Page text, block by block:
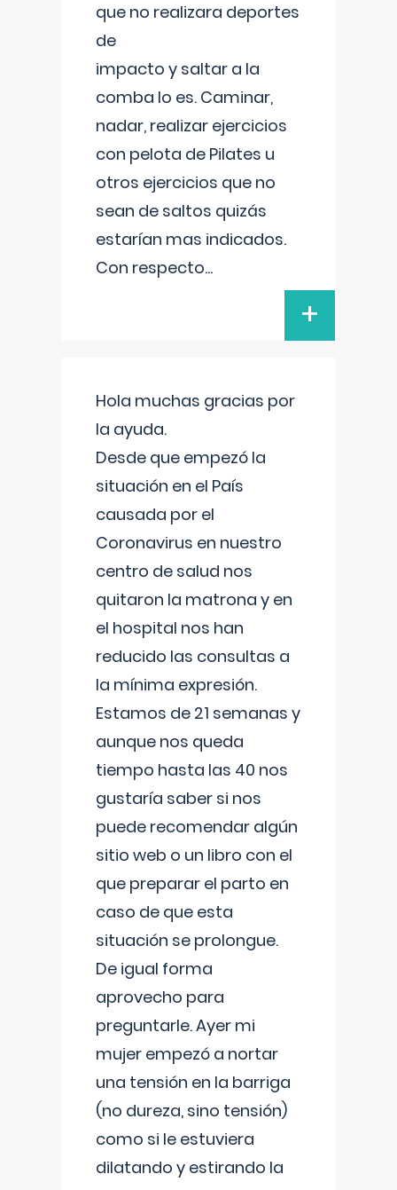
que no realizara deportes
de
impacto y saltar a la
comba lo es. Caminar,
nadar, realizar ejercicios
con pelota de Pilates u
otros ejercicios que no
sean de saltos quizás
estarían mas indicados.
Con respecto...
+
Hola muchas gracias por
la ayuda.
Desde que empezó la
situación en el País
causada por el
Coronavirus en nuestro
centro de salud nos
quitaron la matrona y en
el hospital nos han
reducido las consultas a
la mínima expresión.
Estamos de 21 semanas y
aunque nos queda
tiempo hasta las 40 nos
gustaría saber si nos
puede recomendar algún
sitio web o un libro con el
que preparar el parto en
caso de que esta
situación se prolongue.
De igual forma
aprovecho para
preguntarle. Ayer mi
mujer empezó a nortar
una tensión en la barriga
(no dureza, sino tensión)
como si le estuviera
dilatando y estirando la